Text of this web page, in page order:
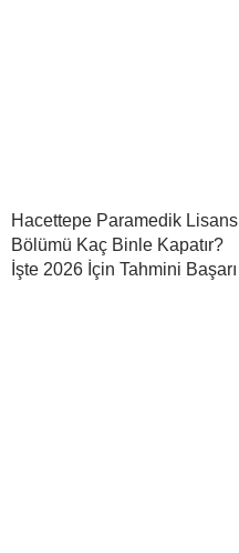
Hacettepe Paramedik Lisans
Bölümü Kaç Binle Kapatır?
İşte 2026 İçin Tahmini Başarı